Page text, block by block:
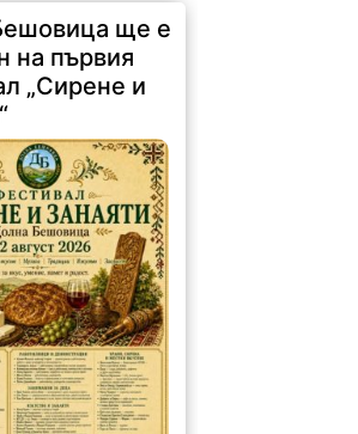
ще е
на първия
„Сирене и